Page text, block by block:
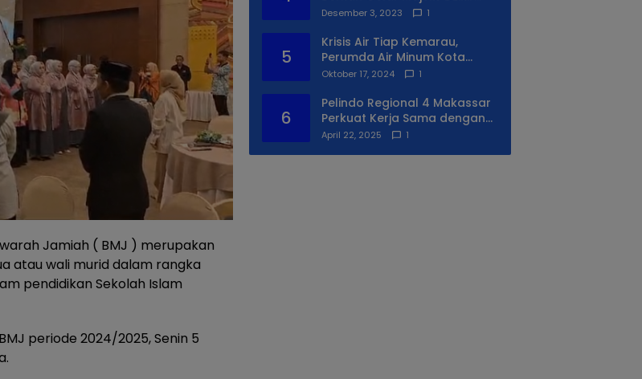
Jamiah ( BMJ ) merupakan
atau wali murid dalam rangka
pendidikan Sekolah Islam
periode 2024/2025, Senin 5
Syukuran Ke II
Desember 3, 2023 1
5
Krisis Air Tiap Kemarau,
Perumda Air Minum Kota
Makassar Beri Solusi Terbaik
Oktober 17, 2024 1
6
Pelindo Regional 4 Makassar
Perkuat Kerja Sama dengan
PIP Makassar Lewat Praktek
April 22, 2025 1